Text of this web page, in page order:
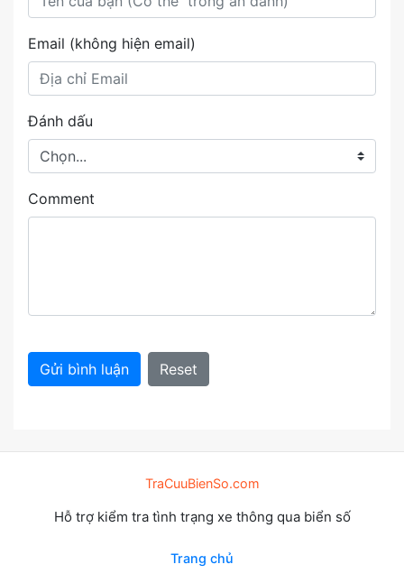
Email (không hiện email)
Đánh dấu
Comment
Gửi bình luận Reset
TraCuuBienSo.com
Hỗ trợ kiểm tra tình trạng xe thông qua biển số
Trang chủ